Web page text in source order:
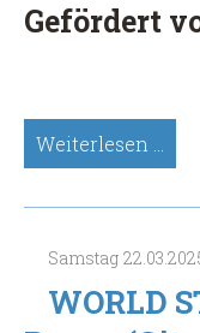
Gefördert
Weiterlesen …
Valeria
Galimova,
Meisterkonzert)
Samstag
WORLD